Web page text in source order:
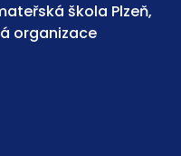
škola Plzeň,
organizace